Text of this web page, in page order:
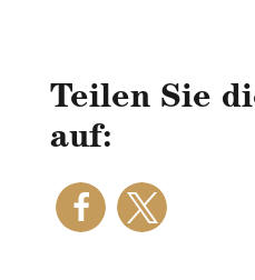
Teilen Sie
auf: